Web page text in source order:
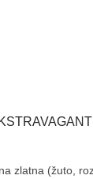
zlatna (žuto,